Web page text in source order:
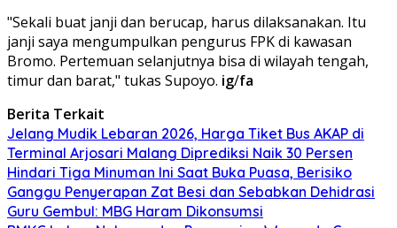
"Sekali buat janji dan berucap, harus dilaksanakan. Itu
janji saya mengumpulkan pengurus FPK di kawasan
Bromo. Pertemuan selanjutnya bisa di wilayah tengah,
timur dan barat," tukas Supoyo. ig/fa
Berita Terkait
Jelang Mudik Lebaran 2026, Harga Tiket Bus AKAP di
Terminal Arjosari Malang Diprediksi Naik 30 Persen
Hindari Tiga Minuman Ini Saat Buka Puasa, Berisiko
Ganggu Penyerapan Zat Besi dan Sebabkan Dehidrasi
Guru Gembul: MBG Haram Dikonsumsi